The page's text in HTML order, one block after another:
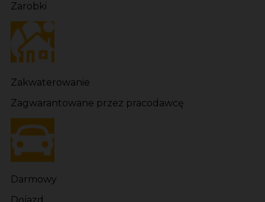
Zarobki
Zakwaterowanie
Zagwarantowane przez pracodawcę
Darmowy